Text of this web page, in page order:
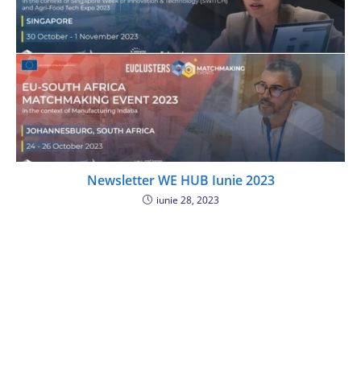
Newsletter WE HUB Iunie 2023
iunie 28, 2023